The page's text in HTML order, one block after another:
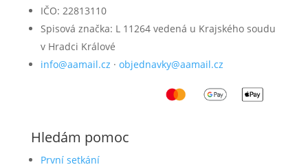
IČO: 22813110
Spisová značka: L 11264 vedená u Krajského soudu
v Hradci Králové
info@aamail.cz · objednavky@aamail.cz
Hledám pomoc
První setkání